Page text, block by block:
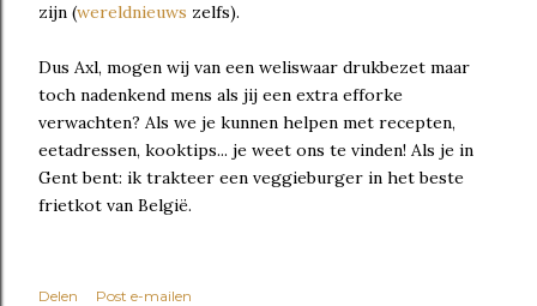
zijn (wereldnieuws zelfs).
Dus Axl, mogen wij van een weliswaar drukbezet maar
toch nadenkend mens als jij een extra efforke
verwachten? Als we je kunnen helpen met recepten,
eetadressen, kooktips... je weet ons te vinden! Als je in
Gent bent: ik trakteer een veggieburger in het beste
frietkot van België.
Delen Post e-mailen